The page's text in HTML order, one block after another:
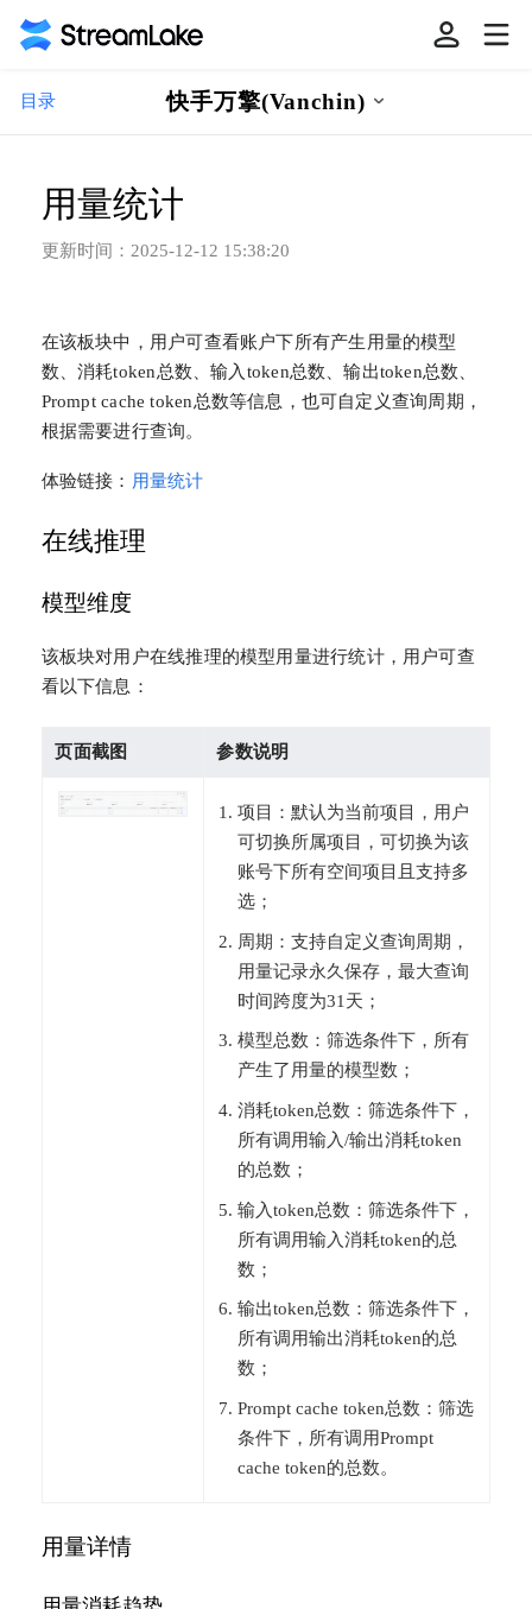
目录 快手万擎(Vanchin)
用量统计
更新时间： 2025-12-12 15:38:20
在该板块中，用户可查看账户下所有产生用量的模型
数、消耗token总数、输入token总数、输出token总数、
Prompt cache token总数等信息，也可自定义查询周期，
根据需要进行查询。
体验链接： 用量统计
在线推理
模型维度
该板块对用户在线推理的模型用量进行统计，用户可查
看以下信息：
页面截图 参数说明
项目：默认为当前项目，用户
可切换所属项目，可切换为该
账号下所有空间项目且支持多
选；
周期：支持自定义查询周期，
用量记录永久保存，最大查询
时间跨度为31天；
模型总数：筛选条件下，所有
产生了用量的模型数；
消耗token总数：筛选条件下，
所有调用输入/输出消耗token
的总数；
输入token总数：筛选条件下，
所有调用输入消耗token的总
数；
输出token总数：筛选条件下，
所有调用输出消耗token的总
数；
Prompt cache token总数：筛选
条件下，所有调用Prompt
cache token的总数。
用量详情